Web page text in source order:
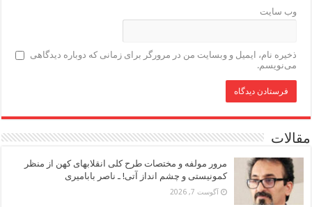
وب‌ سایت
ذخیره نام، ایمیل و وبسایت من در مرورگر برای زمانی که دوباره دیدگاهی
می‌نویسم.
مقالات
مرور مولفه و مختصات طرح کلی انقلابهای کهن از منظر
کمونیستی و چشم انداز آتی! ـ ناصر بابامیری
آگوست 7, 2026